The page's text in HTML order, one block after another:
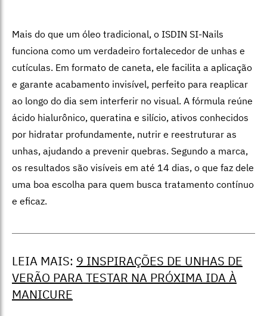
Mais do que um óleo tradicional, o ISDIN SI-Nails
funciona como um verdadeiro fortalecedor de unhas e
cutículas. Em formato de caneta, ele facilita a aplicação
e garante acabamento invisível, perfeito para reaplicar
ao longo do dia sem interferir no visual. A fórmula reúne
ácido hialurônico, queratina e silício, ativos conhecidos
por hidratar profundamente, nutrir e reestruturar as
unhas, ajudando a prevenir quebras. Segundo a marca,
os resultados são visíveis em até 14 dias, o que faz dele
uma boa escolha para quem busca tratamento contínuo
e eficaz.
LEIA MAIS: 9 INSPIRAÇÕES DE UNHAS DE
VERÃO PARA TESTAR NA PRÓXIMA IDA À
MANICURE